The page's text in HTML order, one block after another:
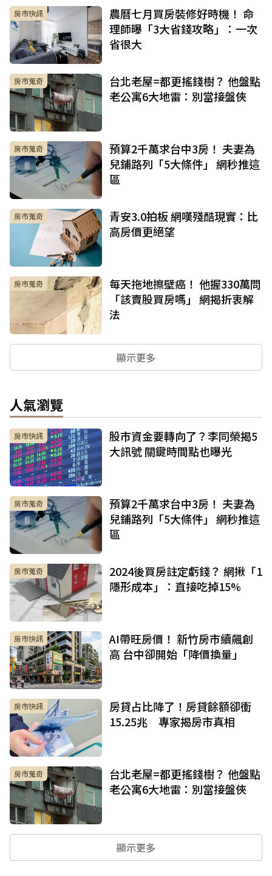
房市快訊
農曆七月買房裝修好時機！ 命
理師曝「3大省錢攻略」：一次
省很大
房市蒐奇
台北老屋=都更搖錢樹？ 他盤點
老公寓6大地雷：別當接盤俠
房市蒐奇
預算2千萬求台中3房！ 夫妻為
兒鋪路列「5大條件」 網秒推這
區
房市蒐奇
青安3.0拍板 網嘆殘酷現實：比
高房價更絕望
房市蒐奇
每天拖地擦壁癌！ 他握330萬問
「該賣股買房嗎」 網揭折衷解
法
顯示更多
人氣瀏覽
房市快訊
股市資金要轉向了？李同榮揭5
大訊號 關鍵時間點也曝光
房市蒐奇
預算2千萬求台中3房！ 夫妻為
兒鋪路列「5大條件」 網秒推這
區
房市蒐奇
2024後買房註定虧錢？ 網揪「1
隱形成本」：直接吃掉15%
房市快訊
AI帶旺房價！ 新竹房市續飆創
高 台中卻開始「降價換量」
房市快訊
房貸占比降了！房貸餘額卻衝
15.25兆 專家揭房市真相
房市蒐奇
台北老屋=都更搖錢樹？ 他盤點
老公寓6大地雷：別當接盤俠
顯示更多